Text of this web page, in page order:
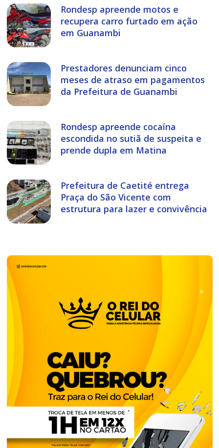
Rondesp apreende motos e
recupera carro furtado em ação
em Guanambi
Prestadores denunciam cinco
meses de atraso em pagamentos
da Prefeitura de Guanambi
Rondesp apreende cocaína
escondida no sutiã de suspeita e
prende dupla em Matina
Prefeitura de Caetité entrega
Praça do São Vicente com
estrutura para lazer e convivência